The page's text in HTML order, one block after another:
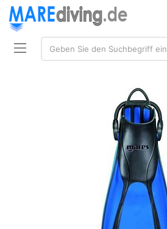
Suche:
Geben Sie den Suchbegriff ein